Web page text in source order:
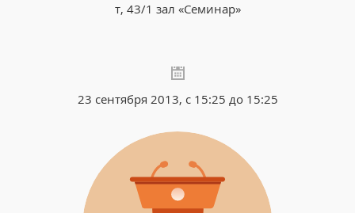
т, 43/1 зал «Семинар»
23 сентября 2013, с 15:25 до 15:25